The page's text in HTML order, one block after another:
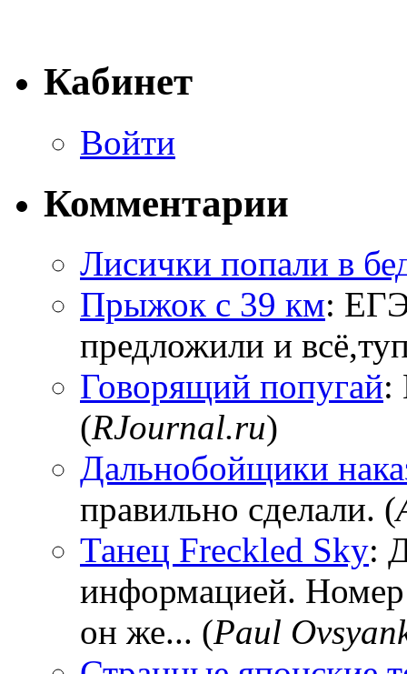
Кабинет
Войти
Комментарии
Лисички попали в
Прыжок с 39 км:
предложили и
Говорящий попугай:
(RJournal.ru)
Дальнобойщики
правильно сделали. (
Танец Freckled Sky:
информацией.
он же... (Paul